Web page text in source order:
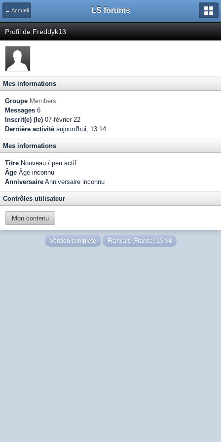
← Accueil LS forums
Profil de Freddyk13
Mes informations
Groupe Members
Messages 6
Inscrit(e) (le) 07-février 22
Dernière activité aujourd'hui, 13:14
Mes informations
Titre Nouveau / peu actif
Âge Âge inconnu
Anniversaire Anniversaire inconnu
Contrôles utilisateur
Mon contenu
Version complète Français (France) LS v4